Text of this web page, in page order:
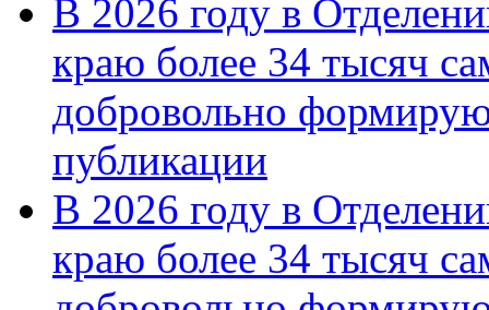
В 2026 году в
краю более 34 тысяч
добровольно
публикации
В 2026 году в
краю более 34 тысяч